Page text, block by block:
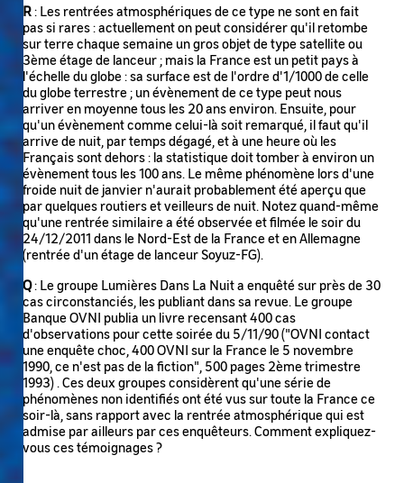
R: Les rentrées atmosphériques de ce type ne sont en fait
pas si rares : actuellement on peut considérer qu'il retombe
sur terre chaque semaine un gros objet de type satellite ou
3ème étage de lanceur ; mais la France est un petit pays à
l'échelle du globe : sa surface est de l'ordre d'1/1000 de celle
du globe terrestre ; un évènement de ce type peut nous
arriver en moyenne tous les 20 ans environ. Ensuite, pour
qu'un évènement comme celui-là soit remarqué, il faut qu'il
arrive de nuit, par temps dégagé, et à une heure où les
Français sont dehors : la statistique doit tomber à environ un
évènement tous les 100 ans. Le même phénomène lors d'une
froide nuit de janvier n'aurait probablement été aperçu que
par quelques routiers et veilleurs de nuit. Notez quand-même
qu'une rentrée similaire a été observée et filmée le soir du
24/12/2011 dans le Nord-Est de la France et en Allemagne
(rentrée d'un étage de lanceur Soyuz-FG).
Q: Le groupe Lumières Dans La Nuit a enquêté sur près de 30
cas circonstanciés, les publiant dans sa revue. Le groupe
Banque OVNI publia un livre recensant 400 cas
d'observations pour cette soirée du 5/11/90 ("OVNI contact
une enquête choc, 400 OVNI sur la France le 5 novembre
1990, ce n'est pas de la fiction", 500 pages 2ème trimestre
1993) . Ces deux groupes considèrent qu'une série de
phénomènes non identifiés ont été vus sur toute la France ce
soir-là, sans rapport avec la rentrée atmosphérique qui est
admise par ailleurs par ces enquêteurs. Comment expliquez-
vous ces témoignages ?